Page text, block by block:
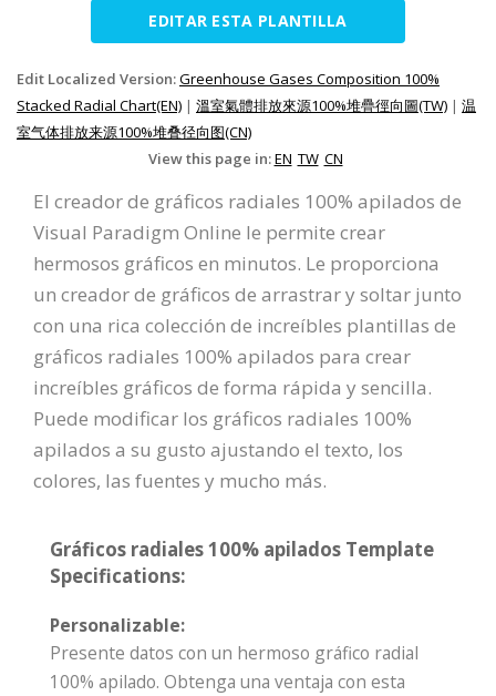
EDITAR ESTA PLANTILLA
Edit Localized Version:Greenhouse Gases Composition 100%
Stacked Radial Chart(EN) | 溫室氣體排放來源100%堆疊徑向圖(TW) | 温
室气体排放来源100%堆叠径向图(CN)
View this page in:EN TW CN
El creador de gráficos radiales 100% apilados de
Visual Paradigm Online le permite crear
hermosos gráficos en minutos. Le proporciona
un creador de gráficos de arrastrar y soltar junto
con una rica colección de increíbles plantillas de
gráficos radiales 100% apilados para crear
increíbles gráficos de forma rápida y sencilla.
Puede modificar los gráficos radiales 100%
apilados a su gusto ajustando el texto, los
colores, las fuentes y mucho más.
Gráficos radiales 100% apilados Template
Specifications:
Personalizable:
Presente datos con un hermoso gráfico radial
100% apilado. Obtenga una ventaja con esta